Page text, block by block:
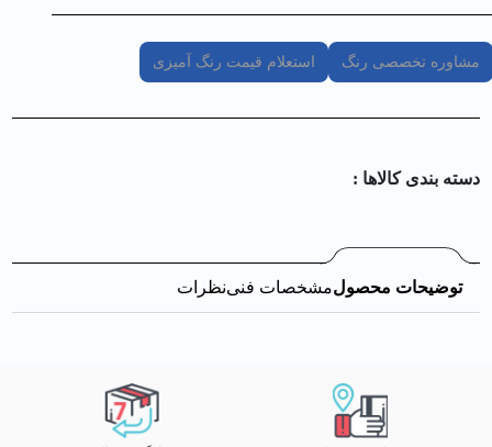
مشاوره تخصصی رنگ استعلام قیمت رنگ آمیزی
دسته بندی کالا‌ها :
توضیحات محصولمشخصات فنینظرات